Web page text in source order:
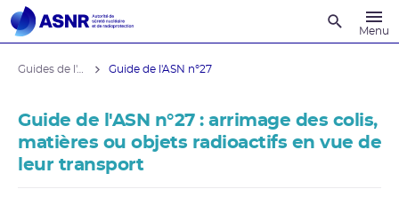
Menu
Guides de l'ASNR Guide de l'ASN n°27
Guide de l'ASN n°27 : arrimage des colis,
matières ou objets radioactifs en vue de
leur transport